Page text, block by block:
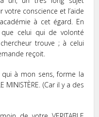
conscience et l’aide
à cet égard. En
celui qui de volonté
trouve ; à celui
reçoit.
à mon sens, forme la
MINISTÈRE. (Car il y a des